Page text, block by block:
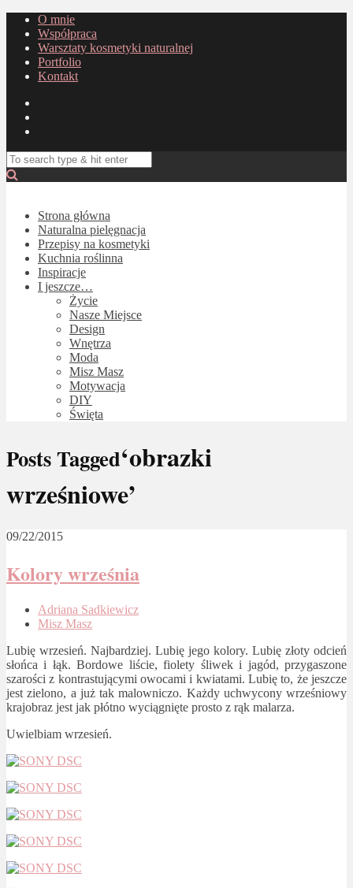
O mnie
Współpraca
Warsztaty kosmetyki naturalnej
Portfolio
Kontakt
Strona główna
Naturalna pielęgnacja
Przepisy na kosmetyki
Kuchnia roślinna
Inspiracje
I jeszcze…
Życie
Nasze Miejsce
Design
Wnętrza
Moda
Misz Masz
Motywacja
DIY
Święta
Posts Tagged‘obrazki
wrześniowe’
09/22/2015
Kolory września
Adriana Sadkiewicz
Misz Masz
Lubię wrzesień. Najbardziej. Lubię jego kolory. Lubię złoty odcień
słońca i łąk. Bordowe liście, fiolety śliwek i jagód, przygaszone
szarości z kontrastującymi owocami i kwiatami. Lubię to, że jeszcze
jest zielono, a już tak malowniczo. Każdy uchwycony wrześniowy
krajobraz jest jak płótno wyciągnięte prosto z rąk malarza.
Uwielbiam wrzesień.